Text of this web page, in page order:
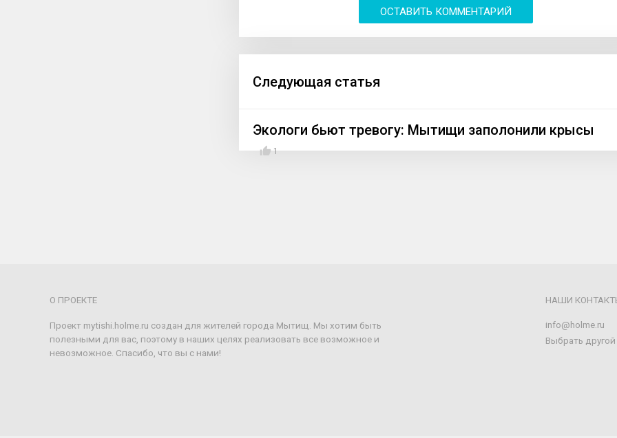
ОСТАВИТЬ КОММЕНТАРИЙ
Следующая статья
Экологи бьют тревогу: Мытищи заполонили крысы
1
О ПРОЕКТЕ
Проект mytishi.holme.ru создан для жителей города Мытищ. Мы хотим быть
полезными для вас, поэтому в наших целях реализовать все возможное и
невозможное. Спасибо, что вы с нами!
НАШИ
info@holme.ru
Выбрать